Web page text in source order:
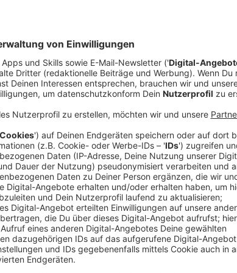
Kathrin Teske
Rea Garvey stellt bei uns die neue Single und
Anzeige
Rea Garvey, der irische Musiker und Songwriter, hat
veröffentlicht. Der Song ist der Vorbote zu einem
zusammen mit seinem Buch "Before I Met
das Buch allerdings bereits für den 30. Oktober
Anzeige